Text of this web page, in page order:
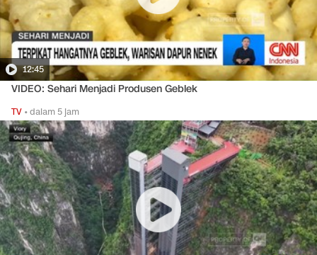
12:45
VIDEO: Sehari Menjadi Produsen Geblek
TV •dalam 5 jam